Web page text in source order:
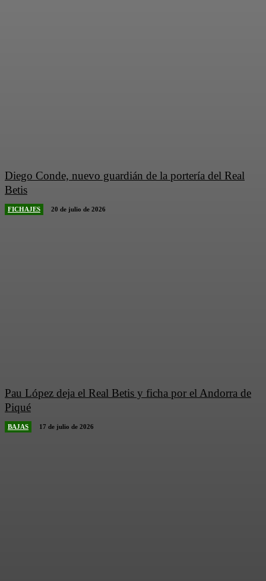
Diego Conde, nuevo guardián de la portería del Real
Betis
FICHAJES 20 de julio de 2026
Pau López deja el Real Betis y ficha por el Andorra de
Piqué
BAJAS 17 de julio de 2026